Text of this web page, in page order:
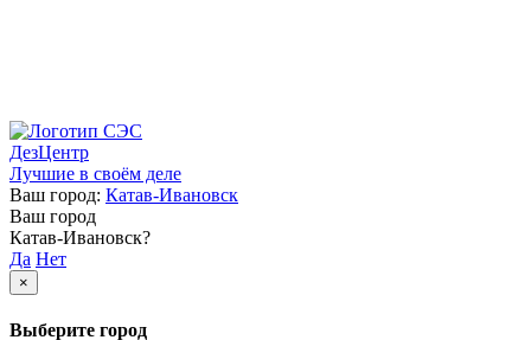
ДезЦентр
Лучшие в своём деле
Ваш город: Катав-Ивановск
Ваш город
Катав-Ивановск?
Да Нет
×
Выберите город